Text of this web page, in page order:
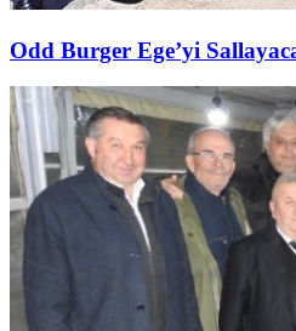
Odd Burger Ege’yi